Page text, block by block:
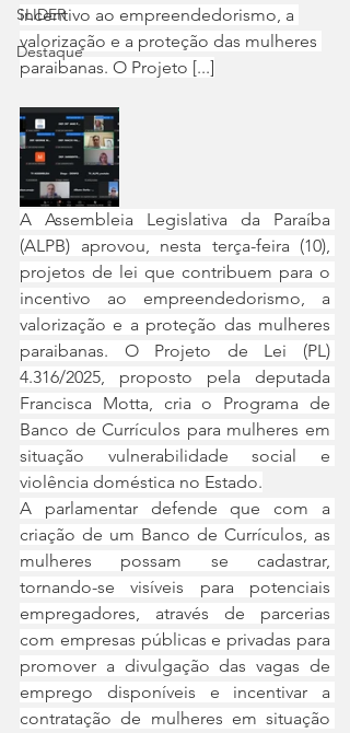
SLIDER
Destaque
incentivo ao empreendedorismo, a
valorização e a proteção das mulheres
paraibanas. O Projeto [...]
A Assembleia Legislativa da Paraíba
(ALPB) aprovou, nesta terça-feira (10),
projetos de lei que contribuem para o
incentivo ao empreendedorismo, a
valorização e a proteção das mulheres
paraibanas. O Projeto de Lei (PL)
4.316/2025, proposto pela deputada
Francisca Motta, cria o Programa de
Banco de Currículos para mulheres em
situação vulnerabilidade social e
violência doméstica no Estado.
A parlamentar defende que com a
criação de um Banco de Currículos, as
mulheres possam se cadastrar,
tornando-se visíveis para potenciais
empregadores, através de parcerias
com empresas públicas e privadas para
promover a divulgação das vagas de
emprego disponíveis e incentivar a
contratação de mulheres em situação